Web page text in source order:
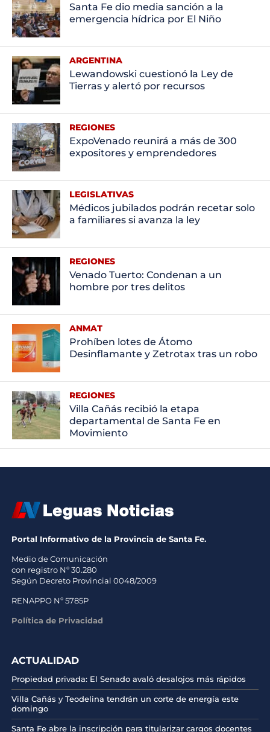
Santa Fe dio media sanción a la
emergencia hídrica por El Niño
ARGENTINA
Lewandowski cuestionó la Ley de
Tierras y alertó por recursos
REGIONES
ExpoVenado reunirá a más de 300
expositores y emprendedores
LEGISLATIVAS
Médicos jubilados podrán recetar solo
a familiares si avanza la ley
REGIONES
Venado Tuerto: Condenan a un
hombre por tres delitos
ANMAT
Prohíben lotes de Átomo
Desinflamante y Zetrotax tras un robo
REGIONES
Villa Cañás recibió la etapa
departamental de Santa Fe en
Movimiento
Portal Informativo de la Provincia de Santa Fe.
Medio de Comunicación
con registro Nº 30.280
Según Decreto Provincial 0048/2009
RENAPPO Nº 5785P
Política de Privacidad
ACTUALIDAD
Propiedad privada: El Senado avaló desalojos más rápidos
Villa Cañás y Teodelina tendrán un corte de energía este
domingo
Santa Fe abre la inscripción para titularizar cargos docentes